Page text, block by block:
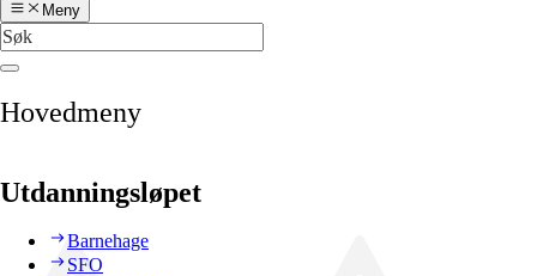
Meny
Hovedmeny
Utdanningsløpet
Barnehage
SFO